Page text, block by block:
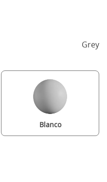
Grey
Blanco